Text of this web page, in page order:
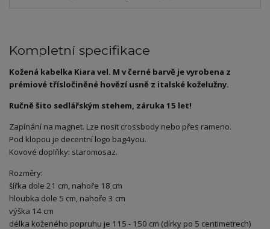
Kompletní specifikace
Kožená kabelka Kiara vel. M v černé barvě je vyrobena z
prémiové třísločiněné hovězí usně z italské koželužny.
Ručně šito sedlářským stehem, záruka 15 let!
Zapínání na magnet. Lze nosit crossbody nebo přes rameno.
Pod klopou je decentní logo bag4you.
Kovové doplňky: staromosaz.
Rozměry:
šířka dole 21 cm, nahoře 18 cm
hloubka dole 5 cm, nahoře 3 cm
výška 14 cm
délka koženého popruhu je 115 - 150 cm (dírky po 5 centimetrech)